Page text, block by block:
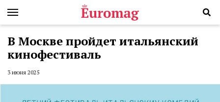
В Москве пройдет итальянский
кинофестиваль
3 июня 2025